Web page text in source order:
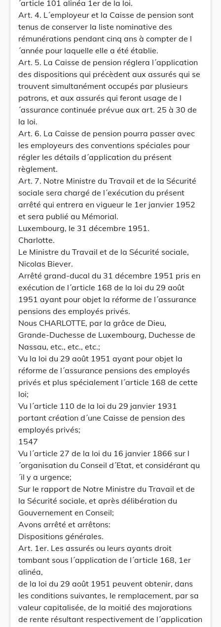
´article 101 alinéa 1er de la loi.
Art. 4. L´employeur et la Caisse de pension sont
tenus de conserver la liste nominative des
rémunérations pendant cinq ans à compter de l
´année pour laquelle elle a été établie.
Art. 5. La Caisse de pension réglera l´application
des dispositions qui précèdent aux assurés qui se
trouvent simultanément occupés par plusieurs
patrons, et aux assurés qui feront usage de l
´assurance continuée prévue aux art. 25 à 30 de
la loi.
Art. 6. La Caisse de pension pourra passer avec
les employeurs des conventions spéciales pour
régler les détails d´application du présent
règlement.
Art. 7. Notre Ministre du Travail et de la Sécurité
sociale sera chargé de l´exécution du présent
arrêté qui entrera en vigueur le 1er janvier 1952
et sera publié au Mémorial.
Luxembourg, le 31 décembre 1951.
Charlotte.
Le Ministre du Travail et de la Sécurité sociale,
Nicolas Biever.
Arrêté grand-ducal du 31 décembre 1951 pris en
exécution de l´article 168 de la loi du 29 août
1951 ayant pour objet la réforme de l´assurance
pensions des employés privés.
Nous CHARLOTTE, par la grâce de Dieu,
Grande-Duchesse de Luxembourg, Duchesse de
Nassau, etc., etc., etc.;
Vu la loi du 29 août 1951 ayant pour objet la
réforme de l´assurance pensions des employés
privés et plus spécialement l´article 168 de cette
loi;
Vu l´article 110 de la loi du 29 janvier 1931
portant création d´une Caisse de pension des
employés privés;
1547
Vu l´article 27 de la loi du 16 janvier 1866 sur l
´organisation du Conseil d´Etat, et considérant qu
´il y a urgence;
Sur le rapport de Notre Ministre du Travail et de
la Sécurité sociale, et après délibération du
Gouvernement en Conseil;
Avons arrêté et arrêtons:
Dispositions générales.
Art. 1er. Les assurés ou leurs ayants droit
tombant sous l´application de l´article 168, 1er
alinéa,
de la loi du 29 août 1951 peuvent obtenir, dans
les conditions suivantes, le remplacement, par sa
valeur capitalisée, de la moitié des majorations
de rente résultant respectivement de l´application